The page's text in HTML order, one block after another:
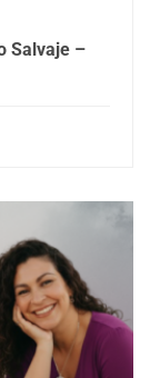
Salvaje –